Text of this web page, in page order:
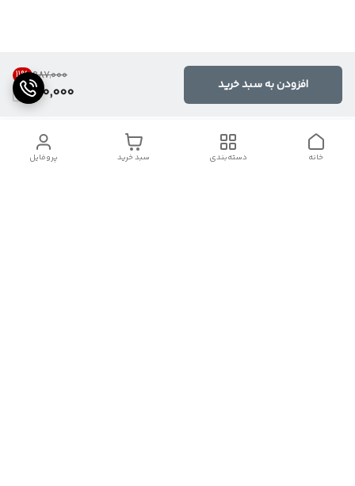
۹۸۷٬۰۰۰ 11%
870,000 افزودن به سبد خرید
پروفایل سبد خرید دسته‌بندی خانه